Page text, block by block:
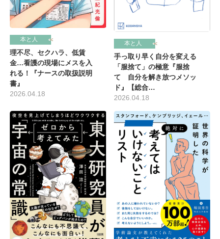
本と人
理不尽、セクハラ、低賃
金…看護の現場にメスを入
れる！『ナースの取扱説明
書』
2026.04.18
本と人
手っ取り早く自分を変える
「服捨て」の極意『服捨
て 自分を解き放つメソッ
ド』【総合…
2026.04.18